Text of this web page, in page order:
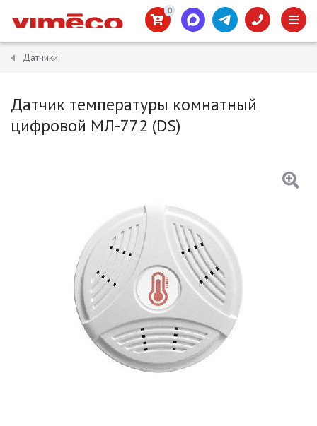
0
Датчики
Датчик температуры комнатный
цифровой МЛ-772 (DS)